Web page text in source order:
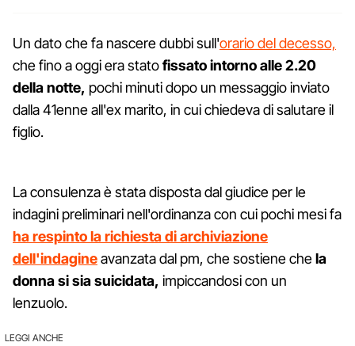
Un dato che fa nascere dubbi sull'orario del decesso,
che fino a oggi era statofissato intorno alle 2.20
della notte, pochi minuti dopo un messaggio inviato
dalla 41enne all'ex marito, in cui chiedeva di salutare il
figlio.
La consulenza è stata disposta dal giudice per le
indagini preliminari nell'ordinanza con cui pochi mesi fa
ha respinto la richiesta di archiviazione
dell'indagineavanzata dal pm, che sostiene chela
donna si sia suicidata, impiccandosi con un
lenzuolo.
LEGGI ANCHE